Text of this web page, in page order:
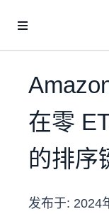
在零
的排序
发布于: 2024